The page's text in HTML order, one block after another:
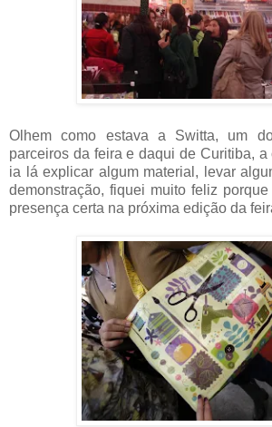
Olhem como estava a Switta, um
parceiros da feira e daqui de Curitiba,
ia lá explicar algum material, levar
demonstração, fiquei muito feliz
presença certa na próxima edição da